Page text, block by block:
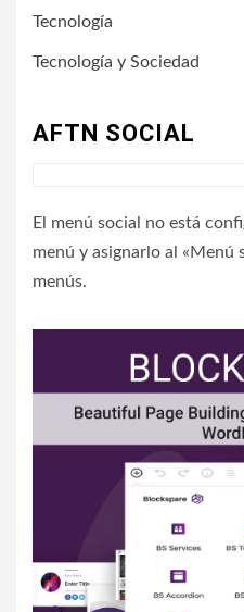
Tecnología
Tecnología y Sociedad
AFTN SOCIAL
El menú social no está
menú y asignarlo al «Menú
menús.